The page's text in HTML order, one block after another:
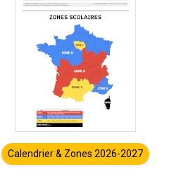
Calendrier & Zones 2026-2027